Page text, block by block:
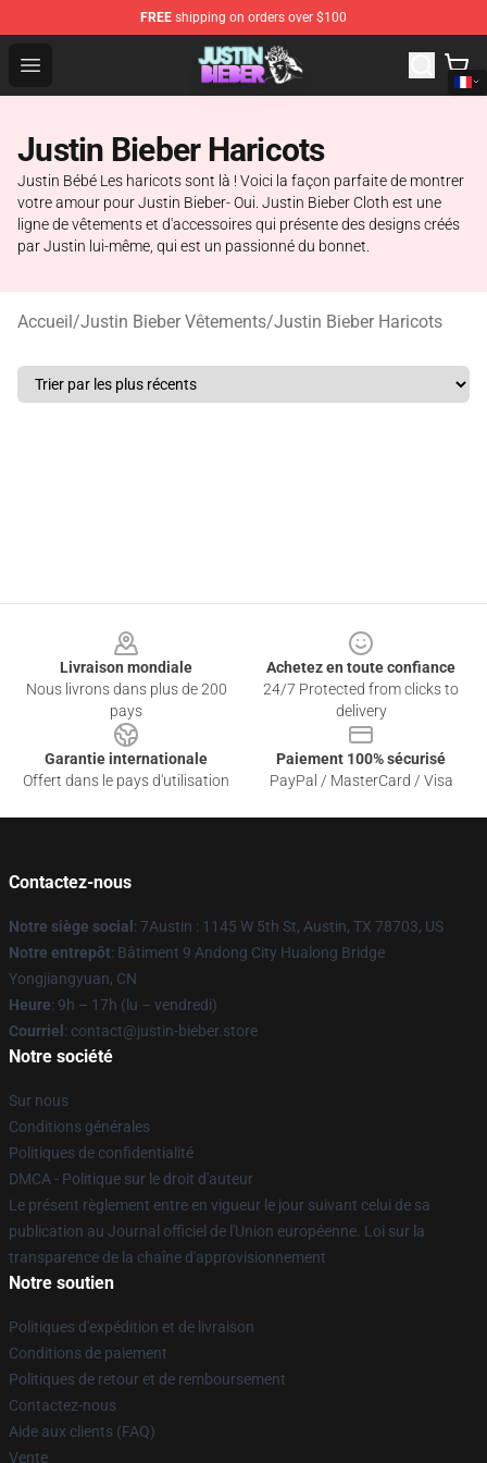
FREE shipping on orders over $100
Open menu
Justin Bieber Store - Official Justin Bieber Merchandise
Justin Bieber Haricots
Justin Bébé Les haricots sont là ! Voici la façon parfaite de montrer
votre amour pour Justin Bieber- Oui. Justin Bieber Cloth est une
ligne de vêtements et d'accessoires qui présente des designs créés
par Justin lui-même, qui est un passionné du bonnet.
Accueil/Justin Bieber Vêtements/Justin Bieber Haricots
Livraison mondiale
Nous livrons dans plus de 200
pays
Achetez en toute confiance
24/7 Protected from clicks to
delivery
Garantie internationale
Offert dans le pays d'utilisation
Paiement 100% sécurisé
PayPal / MasterCard / Visa
Contactez-nous
Notre siège social : 7Austin : 1145 W 5th St, Austin, TX 78703, US
Notre entrepôt: Bâtiment 9 Andong City Hualong Bridge
Yongjiangyuan, CN
Heure: 9h – 17h (lu – vendredi)
Courriel : contact@justin-bieber.store
Notre société
Sur nous
Conditions générales
Politiques de confidentialité
DMCA - Politique sur le droit d'auteur
Le présent règlement entre en vigueur le jour suivant celui de sa
publication au Journal officiel de l'Union européenne. Loi sur la
transparence de la chaîne d'approvisionnement
Notre soutien
Politiques d'expédition et de livraison
Conditions de paiement
Politiques de retour et de remboursement
Contactez-nous
Aide aux clients (FAQ)
Vente